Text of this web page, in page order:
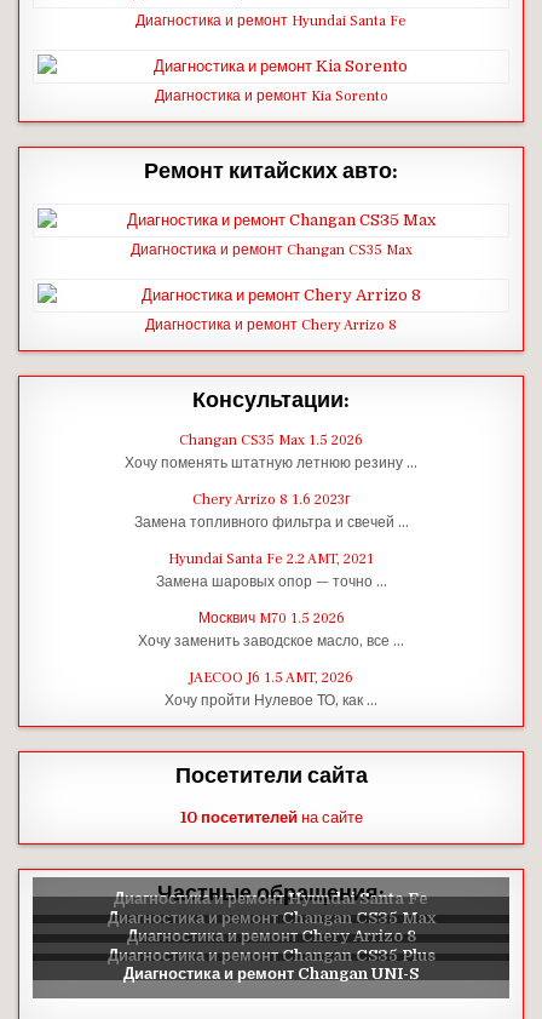
Диагностика и ремонт Hyundai Santa Fe
Диагностика и ремонт Kia Sorento
Ремонт китайских авто:
Диагностика и ремонт Changan CS35 Max
Диагностика и ремонт Chery Arrizo 8
Консультации:
Changan CS35 Max 1.5 2026
Хочу поменять штатную летнюю резину …
Chery Arrizo 8 1.6 2023г
Замена топливного фильтра и свечей …
Hyundai Santa Fe 2.2 AMT, 2021
Замена шаровых опор — точно …
Москвич M70 1.5 2026
Хочу заменить заводское масло, все …
JAECOO J6 1.5 AMT, 2026
Хочу пройти Нулевое ТО, как …
Посетители сайта
10 посетителейна сайте
Частные обращения: